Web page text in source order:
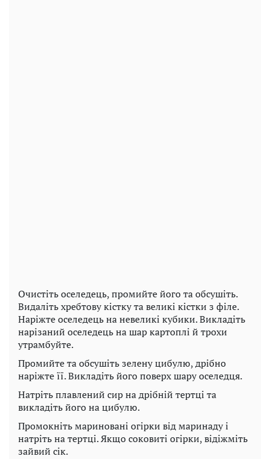
Очистіть оселедець, промийте його та обсушіть.
Видаліть хребтову кістку та великі кістки з філе.
Наріжте оселедець на невеликі кубики. Викладіть
нарізаний оселедець на шар картоплі й трохи
утрамбуйте.
Промийте та обсушіть зелену цибулю, дрібно
наріжте її. Викладіть його поверх шару оселедця.
Натріть плавлений сир на дрібній тертці та
викладіть його на цибулю.
Промокніть мариновані огірки від маринаду і
натріть на тертці. Якщо соковиті огірки, відіжміть
зайвий сік.